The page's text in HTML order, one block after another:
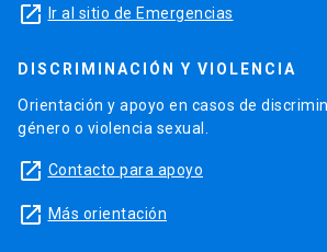
launch Ir al sitio de Emergencias
DISCRIMINACIÓN Y VIOLENCIA
Orientación y apoyo en casos de
género o violencia sexual.
launch Contacto para apoyo
launch Más orientación